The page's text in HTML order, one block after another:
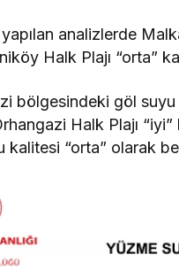
analizlerde
Halk Plajı “orta”
bölgesindeki göl suyu
Halk Plajı “iyi”
kalitesi “orta” olarak